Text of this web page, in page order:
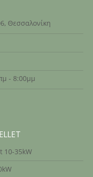
Θεσσαλονίκη
- 8:00μμ
10-35kW